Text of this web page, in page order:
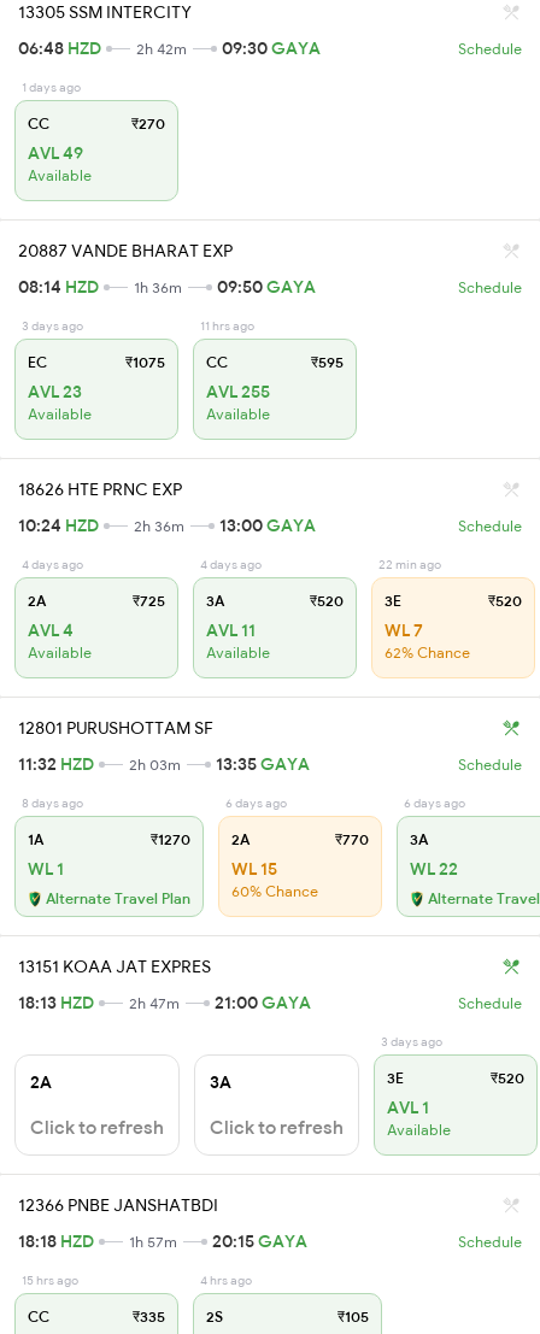
13305 SSM INTERCITY
06:48 HZD 2h 42m 09:30GAYA Schedule
1 days ago
CC ₹270
AVL 49
Available
20887 VANDE BHARAT EXP
08:14 HZD 1h 36m 09:50GAYA Schedule
3 days ago
EC ₹1075
AVL 23
Available
11 hrs ago
CC ₹595
AVL 255
Available
18626 HTE PRNC EXP
10:24 HZD 2h 36m 13:00GAYA Schedule
4 days ago
2A ₹725
AVL 4
Available
4 days ago
3A ₹520
AVL 11
Available
22 min ago
3E ₹520
WL 7
62% Chance
12801 PURUSHOTTAM SF
11:32 HZD 2h 03m 13:35GAYA Schedule
8 days ago
1A ₹1270
WL 1
Alternate Travel Plan
6 days ago
2A ₹770
WL 15
60% Chance
6 days ago
3A
WL 22
Alternate
13151 KOAA JAT EXPRES
18:13 HZD 2h 47m 21:00GAYA Schedule
2A
Click to refresh
3A
Click to refresh
3 days ago
3E ₹520
AVL 1
Available
12366 PNBE JANSHATBDI
18:18 HZD 1h 57m 20:15GAYA Schedule
15 hrs ago
CC ₹335
4 hrs ago
2S ₹105